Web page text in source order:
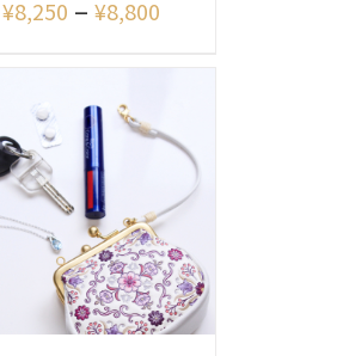
¥8,250 – ¥8,800